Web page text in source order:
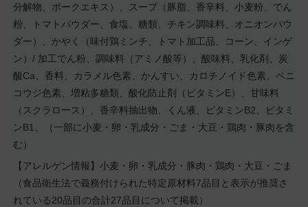
分解物、ポークエキス）、スープ（豚脂、香辛料、小麦粉、でん
粉、トマトパウダー、食塩、糖類、チキン調味料、オニオンパウ
ダー）、かやく（味付鶏ミンチ、トマト加工品、コーン、インゲ
ン）/ 加工でん粉、調味料（アミノ酸等）、酸味料、乳化剤、炭
酸Ca、香料、カラメル色素、かんすい、カロチノイド色素、ベニ
コウジ色素、増粘多糖類、酸化防止剤（ビタミンE）、甘味料
（スクラロース）、香辛料抽出物、くん液、ビタミンB2、ビタミ
ンB1、（一部に小麦・卵・乳成分・ごま・大豆・鶏肉・豚肉を含
む）
【アレルゲン情報】小麦・卵・乳成分・豚肉・鶏肉・大豆・ごま
（食品衛生法で義務付けられた特定原材料7品目と表示が推奨さ
れている20品目の合計27品目について掲載）